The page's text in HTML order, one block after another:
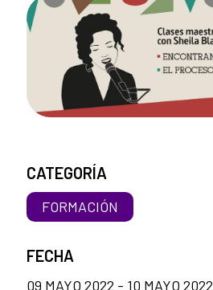
CATEGORÍA
FORMACIÓN
FECHA
09 MAYO 2022 - 10 MAYO 2022